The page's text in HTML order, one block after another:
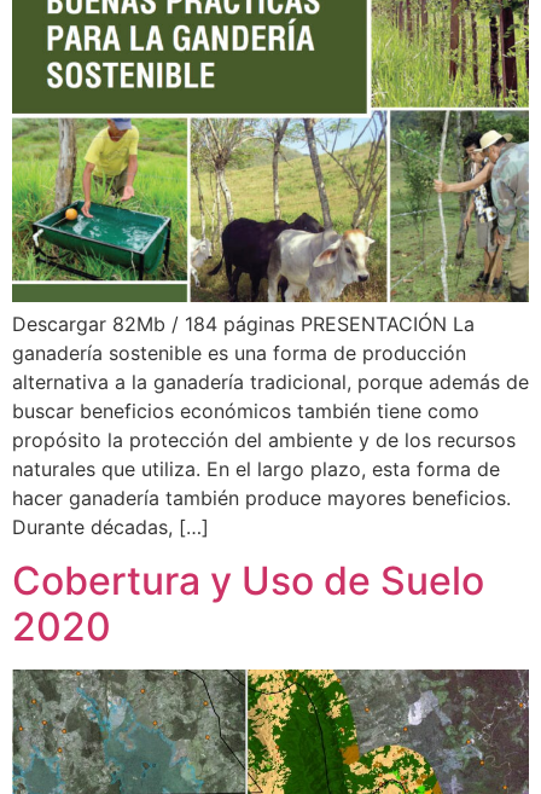
Descargar 82Mb / 184 páginas PRESENTACIÓN La
ganadería sostenible es una forma de producción
alternativa a la ganadería tradicional, porque además de
buscar beneficios económicos también tiene como
propósito la protección del ambiente y de los recursos
naturales que utiliza. En el largo plazo, esta forma de
hacer ganadería también produce mayores beneficios.
Durante décadas, […]
Cobertura y Uso de Suelo
2020